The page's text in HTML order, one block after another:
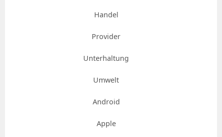
Handel
Provider
Unterhaltung
Umwelt
Android
Apple